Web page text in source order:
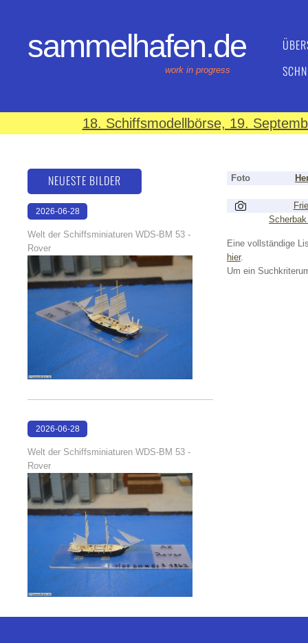
sammelhafen.de
work in progress
18. Schiffsmodellbörse, 19.
Foto
Eine vollständige
hier.
Um ein
NEUESTE BILDER
2026-06-28
Welt der Schiffsminiaturen WDS-BM 53 -
Rover
2026-06-28
Welt der Schiffsminiaturen WDS-BM 53 -
Rover